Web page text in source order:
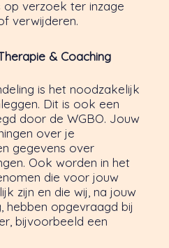
op verzoek ter inzage
verwijderen.
& Coaching
is het noodzakelijk
Dit is ook een
door de WGBO. Jouw
over je
gegevens over
Ook worden in het
die voor jouw
zijn en die wij, na jouw
hebben opgevraagd bij
bijvoorbeeld een